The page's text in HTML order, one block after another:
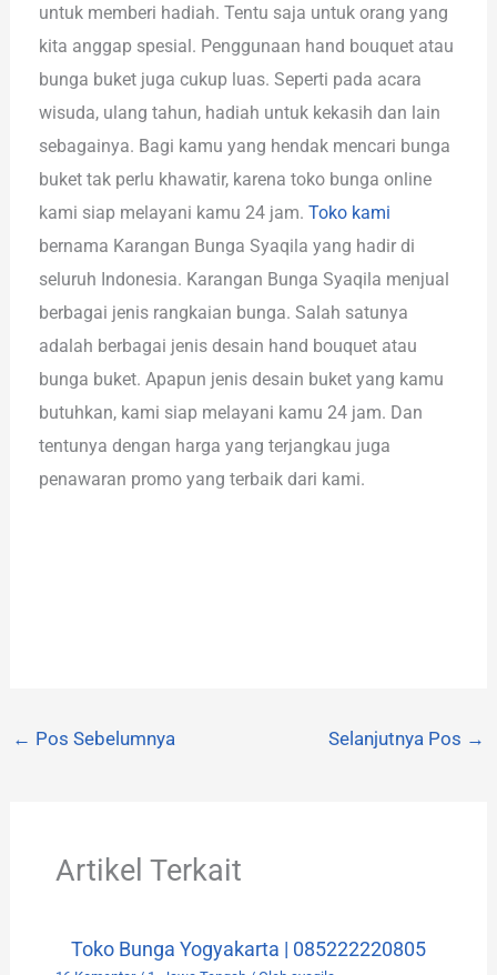
untuk memberi hadiah. Tentu saja untuk orang yang
kita anggap spesial. Penggunaan hand bouquet atau
bunga buket juga cukup luas. Seperti pada acara
wisuda, ulang tahun, hadiah untuk kekasih dan lain
sebagainya. Bagi kamu yang hendak mencari bunga
buket tak perlu khawatir, karena toko bunga online
kami siap melayani kamu 24 jam.Toko kami
bernama Karangan Bunga Syaqila yang hadir di
seluruh Indonesia. Karangan Bunga Syaqila menjual
berbagai jenis rangkaian bunga. Salah satunya
adalah berbagai jenis desain hand bouquet atau
bunga buket. Apapun jenis desain buket yang kamu
butuhkan, kami siap melayani kamu 24 jam. Dan
tentunya dengan harga yang terjangkau juga
penawaran promo yang terbaik dari kami.
← Pos Sebelumnya Selanjutnya Pos →
Artikel Terkait
Toko Bunga Yogyakarta | 085222220805